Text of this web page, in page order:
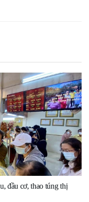
đầu cơ, thao túng thị